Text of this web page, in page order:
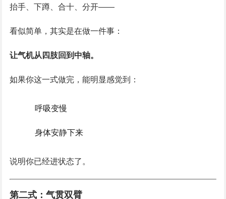
抬手、下蹲、合十、分开——
看似简单，其实是在做一件事：
让气机从四肢回到中轴。
如果你这一式做完，能明显感觉到：
呼吸变慢
身体安静下来
说明你已经进状态了。
第二式：气贯双臂